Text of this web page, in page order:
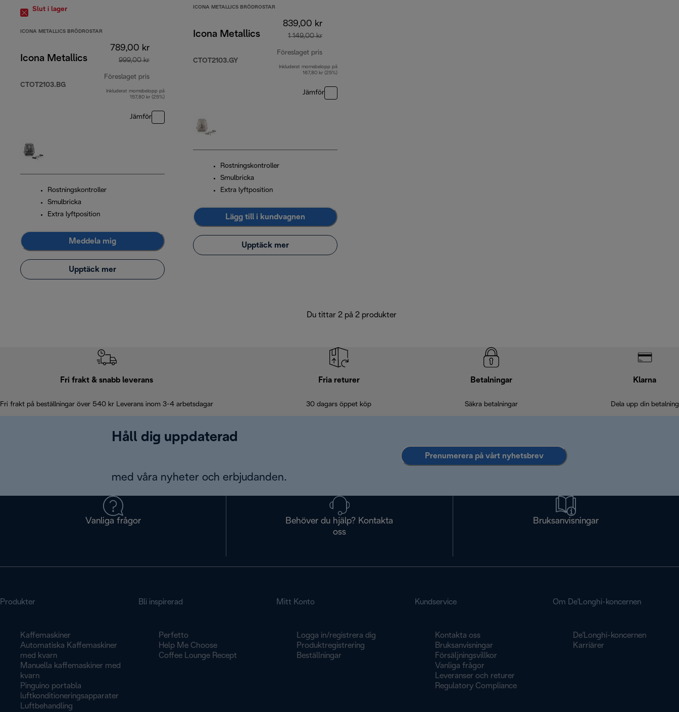
Slut i lager
ICONA METALLICS BRÖDROSTAR
Icona Metallics
CTOT2103.BG
789,00 kr
999,00 kr
Föreslaget pris
ursprungligt pris 999,00 kr
Inkluderat momsbelopp på
157,80 kr (25%)
Jämför
Rostningskontroller
Smulbricka
Extra lyftposition
Meddela mig
Upptäck mer
ICONA METALLICS BRÖDROSTAR
Icona Metallics
CTOT2103.GY
839,00 kr
1 149,00 kr
Föreslaget pris
ursprungligt pris 1 149,00 kr
Inkluderat momsbelopp på
167,80 kr (25%)
Jämför
Rostningskontroller
Smulbricka
Extra lyftposition
Lägg till i kundvagnen
Upptäck mer
Du tittar 2 på 2 produkter
Fri frakt & snabb leverans
Fri frakt på beställningar över 540 kr Leverans inom 3-4 arbetsdagar
Fria returer
30 dagars öppet köp
Betalningar
Säkra betalningar
Klarna
Dela upp din betalning
Håll dig uppdaterad
med våra nyheter och erbjudanden.
Prenumerera på vårt nyhetsbrev
Vanliga frågor
Behöver du hjälp? Kontakta
oss
Bruksanvisningar
Produkter
Kaffemaskiner
Automatiska Kaffemaskiner
med kvarn
Manuella kaffemaskiner med
kvarn
Pinguino portabla
luftkonditioneringsapparater
Luftbehandling
Bli inspirerad
Perfetto
Help Me Choose
Coffee Lounge Recept
Mitt Konto
Logga in/registrera dig
Produktregistrering
Beställningar
Kundservice
Kontakta oss
Bruksanvisningar
Försäljningsvillkor
Vanliga frågor
Leveranser och returer
Regulatory Compliance
Om De'Longhi-koncernen
De'Longhi-koncernen
Karriärer